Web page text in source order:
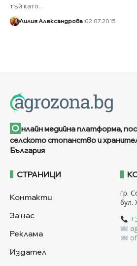
тъй като…
Лилия Александрова 02.07.2015
О нлайн медийна платформа,
селското стопанство и
България
СТРАНИЦИ
Контакти
За нас
Реклама
Издател
гр.
бул.